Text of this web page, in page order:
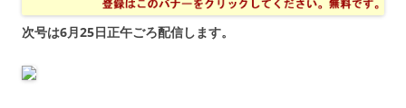
次号は6月25日正午ごろ配信します。